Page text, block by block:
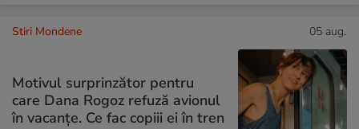
Stiri Mondene 05 aug.
Motivul surprinzător pentru
care Dana Rogoz refuză avionul
în vacanțe. Ce fac copiii ei în tren